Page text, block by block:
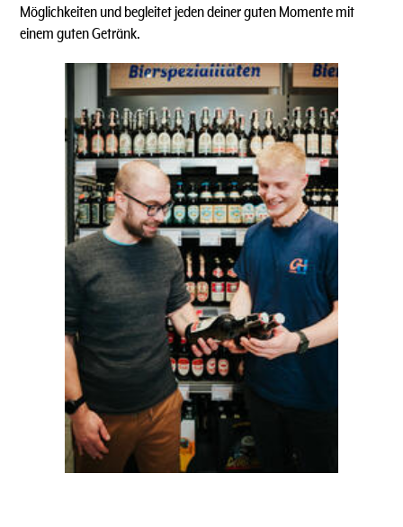
Möglichkeiten und begleitet jeden deiner guten Momente mit
einem guten Getränk.